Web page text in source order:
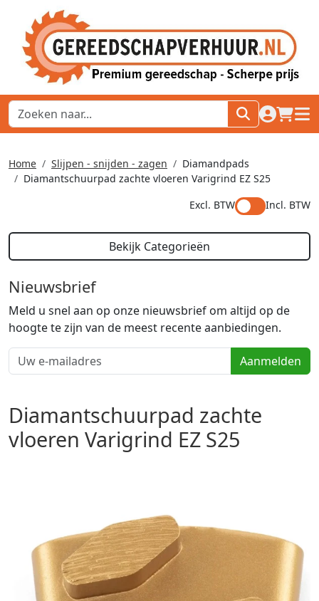
naar
Home Slijpen - snijden - zagen
Diamandpads
Diamantschuurpad zachte vloeren Varigrind EZ S25
Excl. BTW
Incl. BTW
Bekijk Categorieën
Nieuwsbrief
Meld u snel aan op onze nieuwsbrief om altijd op de
hoogte te zijn van de meest recente aanbiedingen.
Aanmelden
Diamantschuurpad zachte
vloeren Varigrind EZ S25